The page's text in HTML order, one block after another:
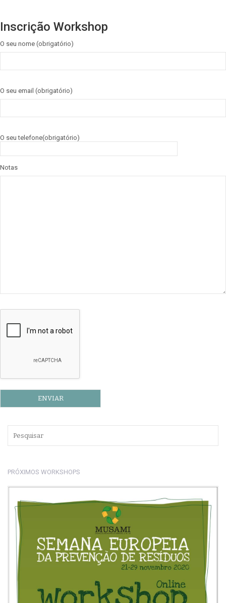
Inscrição Workshop
O seu nome (obrigatório)
O seu email (obrigatório)
O seu telefone(obrigatório)
Notas
PRÓXIMOS WORKSHOPS